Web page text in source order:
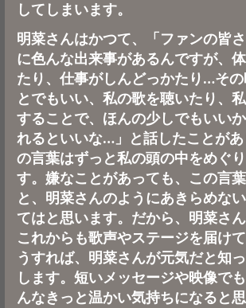
してしまいます。
明菜さんはかつて、「ファンの皆
に色んな出来事があるんですが、
たり、仕事がしんどっかたり…その
とでもいい、私の歌を聴いたり、
することで、ほんの少しでもいい
れるといいな…」と話したことが
の言葉はずっと私の頭の中をめぐ
す。嫌なことがあっても、この言
と、明菜さんのようにあきらめな
てはと思います。だから、明菜さん
これからも歌声やステージを届け
うすれば、明菜さんが元気だと知
します。短いメッセージや映像で
んなきっと温かい気持ちになると思